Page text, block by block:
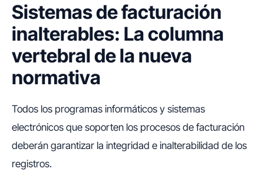
Sistemas de facturación
inalterables: La columna
vertebral de la nueva
normativa
Todos los programas informáticos y sistemas
electrónicos que soporten los procesos de facturación
deberán garantizar la integridad e inalterabilidad de los
registros.